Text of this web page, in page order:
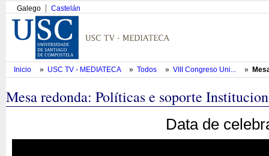
Galego Castelán
Inicio » USC TV - MEDIATECA » Todos » VIII Congreso Uni... »
Mesa redonda: Políticas e soporte
Data de